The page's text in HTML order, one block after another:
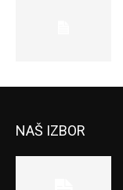
NAŠ IZBOR